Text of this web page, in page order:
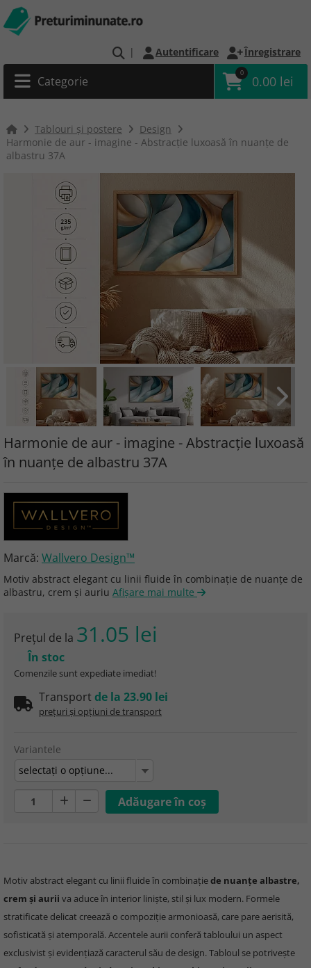
| Autentificare Înregistrare
Categorie
0
0.00 lei
Tablouri și postere
Design
Harmonie de aur - imagine - Abstracție luxoasă în nuanțe de
albastru 37A
Harmonie de aur - imagine - Abstracție luxoasă
în nuanțe de albastru 37A
Marcă: Wallvero Design™
Motiv abstract elegant cu linii fluide în combinație de nuanțe de
albastru, crem și auriu Afişare mai multe
Preţul de la 31.05 lei
În stoc
Comenzile sunt expediate imediat!
Transport de la 23.90 lei
prețuri și opțiuni de transport
Variantele
selectaţi o opţiune...
Motiv abstract elegant cu linii fluide în combinațiede nuanțe albastre,
crem și aurii va aduce în interior liniște, stil și lux modern. Formele
stratificate delicat creează o compoziție armonioasă, care pare aerisită,
sofisticată și atemporală. Accentele aurii conferă tabloului un aspect
exclusivist și evidențiază caracterul său de design. Tabloul se potrivește